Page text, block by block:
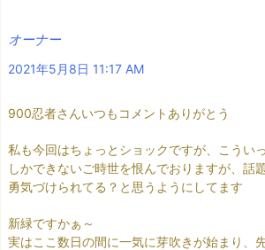
オーナー
2021年5月8日 11:17 AM
900忍者さんいつもコメントありがとう
私も今回はちょっとショックですが、こうい
しかできないご時世を恨んでおりますが、話
勇気づけられてる？と思うようにしてます
新緑ですかぁ～
実はここ数日の間に一気に芽吹きが始まり、